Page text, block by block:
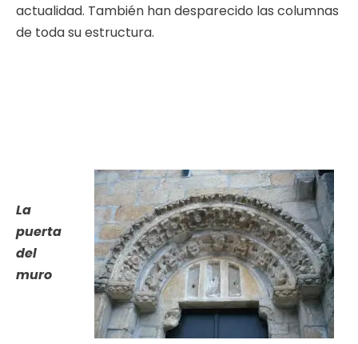
actualidad. También han desparecido las columnas
de toda su estructura.
La
puerta
del
muro